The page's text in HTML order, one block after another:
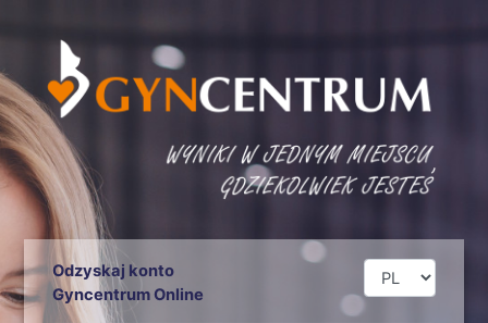
Odzyskaj konto
Gyncentrum Online